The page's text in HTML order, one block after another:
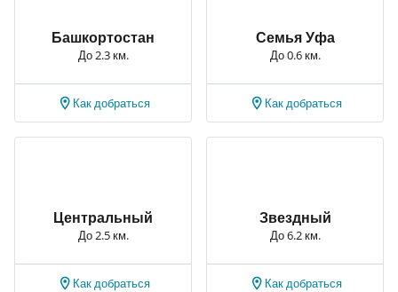
Башкортостан
До 2.3 км.
Как добраться
Семья Уфа
До 0.6 км.
Как добраться
Центральный
До 2.5 км.
Как добраться
Звездный
До 6.2 км.
Как добраться